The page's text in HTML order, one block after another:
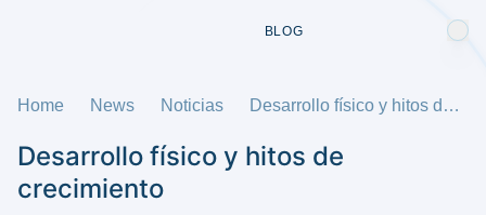
BLOG
Home News Noticias Desarrollo físico y hitos de crecimiento
Desarrollo físico y hitos de
crecimiento